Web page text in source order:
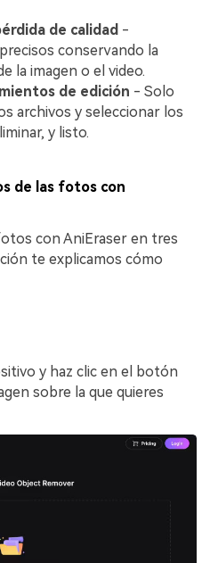
de calidad -
conservando la
la imagen o el video.
de edición - Solo
archivos y seleccionar los
y listo.
de las fotos con
con AniEraser en tres
te explicamos cómo
y haz clic en el botón
sobre la que quieres